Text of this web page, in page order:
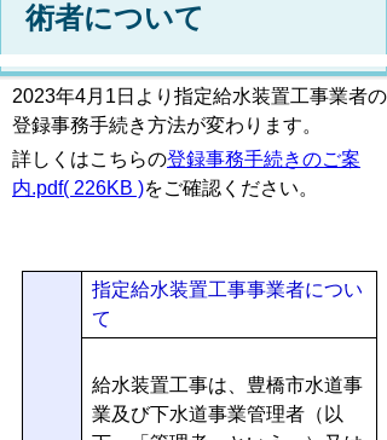
術者について
2023年4月1日より指定給水装置工事業者の
登録事務手続き方法が変わります。
詳しくはこちらの登録事務手続きのご案
内.pdf( 226KB )をご確認ください。
指定給水装置工事事業者につい
て
給水装置工事は、豊橋市水道事
業及び下水道事業管理者（以